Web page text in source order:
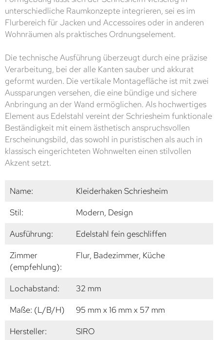
unterschiedliche Raumkonzepte integrieren, sei es im
Flurbereich für Jacken und Accessoires oder in anderen
Wohnräumen als praktisches Ordnungselement.
Die technische Ausführung überzeugt durch eine präzise
Verarbeitung, bei der alle Kanten sauber und akkurat
geformt wurden. Die vertikale Montagefläche ist mit zwei
Aussparungen versehen, die eine bündige und sichere
Anbringung an der Wand ermöglichen. Als hochwertiges
Element aus Edelstahl vereint der Schriesheim funktionale
Beständigkeit mit einem ästhetisch anspruchsvollen
Erscheinungsbild, das sowohl in puristischen als auch in
klassisch eingerichteten Wohnwelten einen stilvollen
Akzent setzt.
Name:
Kleiderhaken Schriesheim
Stil:
Modern, Design
Ausführung:
Edelstahl fein geschliffen
Zimmer
(empfehlung):
Flur, Badezimmer, Küche
Lochabstand:
32 mm
Maße: (L/B/H)
95 mm x 16 mm x 57 mm
Hersteller:
SIRO